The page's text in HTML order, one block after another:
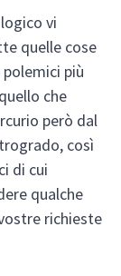
vi
quelle cose
più
che
però dal
così
di cui
qualche
richieste